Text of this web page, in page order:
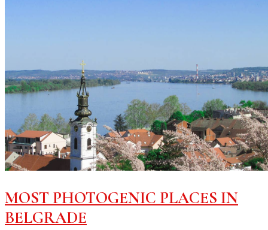
MOST PHOTOGENIC PLACES IN
BELGRADE